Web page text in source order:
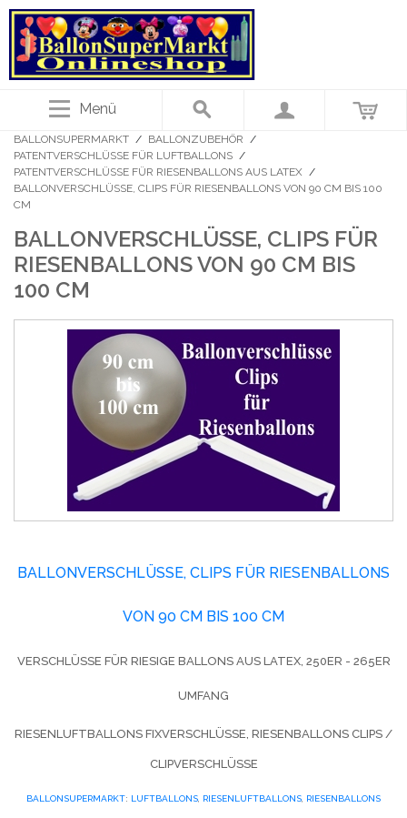
Menü
BALLONSUPERMARKT / BALLONZUBEHÖR /
PATENTVERSCHLÜSSE FÜR LUFTBALLONS /
PATENTVERSCHLÜSSE FÜR RIESENBALLONS AUS LATEX /
BALLONVERSCHLÜSSE, CLIPS FÜR RIESENBALLONS VON 90 CM BIS 100
CM
BALLONVERSCHLÜSSE, CLIPS FÜR
RIESENBALLONS VON 90 CM BIS
100 CM
BALLONVERSCHLÜSSE, CLIPS FÜR RIESENBALLONS
VON 90 CM BIS 100 CM
VERSCHLÜSSE FÜR RIESIGE BALLONS AUS LATEX, 250ER - 265ER
UMFANG
RIESENLUFTBALLONS FIXVERSCHLÜSSE, RIESENBALLONS CLIPS /
CLIPVERSCHLÜSSE
BALLONSUPERMARKT: LUFTBALLONS RIESENLUFTBALLONS RIESENBALLONS